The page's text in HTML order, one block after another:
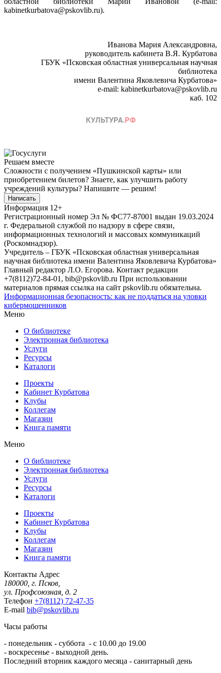
kabinetkurbatova@pskovlib.ru).
Иванова Мария Александровна,
руководитель кабинета В.Я. Курбатова
ГБУК «Псковская областная универсальная научная
библиотека
имени Валентина Яковлевича Курбатова»
e-mail: kabinetkurbatova@pskovlib.ru
каб. 102
Решаем вместе
Сложности с получением «Пушкинской карты» или
приобретением билетов? Знаете, как улучшить работу
учреждений культуры? Напишите — решим!
Написать
Информация 12+
Регистрационный номер Эл № ФС77-87001 выдан 19.03.2024
г. Федеральной службой по надзору в сфере связи,
информационных технологий и массовых коммуникаций
(Роскомнадзор).
Учредитель – ГБУК «Псковская областная универсальная
научная библиотека имени Валентина Яковлевича Курбатова»
Главный редактор Л.О. Егорова. Контакт редакции
+7(8112)72-84-01, bib@pskovlib.ru При использовании
материалов прямая ссылка на сайт pskovlib.ru обязательна.
Информационная безопасность: как не поддаться на уловки
кибермошенников
Меню
О библиотеке
Электронная библиотека
Услуги
Ресурсы
Каталоги
Проекты
Кабинет Курбатова
Клубы
Коллегам
Магазин
Книга памяти
Меню
О библиотеке
Электронная библиотека
Услуги
Ресурсы
Каталоги
Проекты
Кабинет Курбатова
Клубы
Коллегам
Магазин
Книга памяти
Контакты Адрес
180000, г. Псков,
ул. Профсоюзная, д. 2
Телефон +7(8112) 72-47-35
E-mail bib@pskovlib.ru
Часы работы
- понедельник - суббота - с 10.00 до 19.00
- воскресенье - выходной день.
Последний вторник каждого месяца - санитарный день